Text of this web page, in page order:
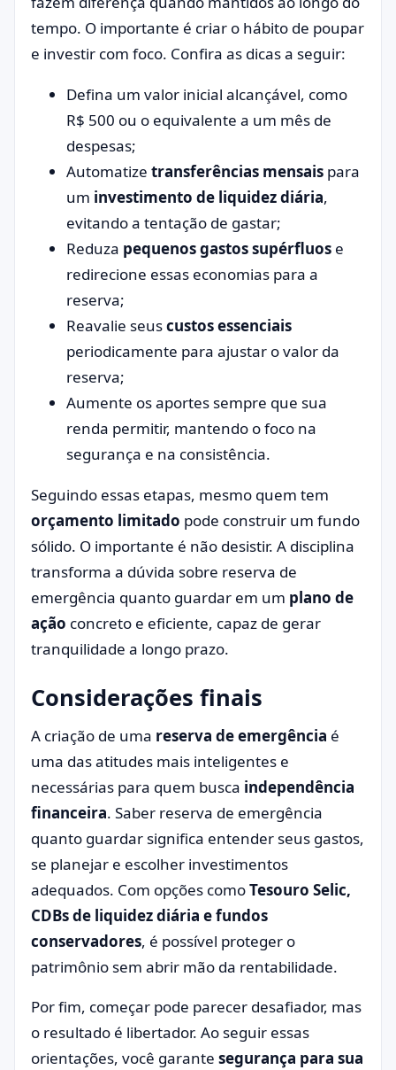
tempo. O importante é criar o hábito de poupar
e investir com foco. Confira as dicas a seguir:
Defina um valor inicial alcançável, como
R$ 500 ou o equivalente a um mês de
despesas;
Automatize transferências mensais para
um investimento de liquidez diária,
evitando a tentação de gastar;
Reduza pequenos gastos supérfluos e
redirecione essas economias para a
reserva;
Reavalie seuscustos essenciais
periodicamente para ajustar o valor da
reserva;
Aumente os aportes sempre que sua
renda permitir, mantendo o foco na
segurança e na consistência.
Seguindo essas etapas, mesmo quem tem
orçamento limitado pode construir um fundo
sólido. O importante é não desistir. A disciplina
transforma a dúvida sobre reserva de
emergência quanto guardar em um plano de
ação concreto e eficiente, capaz de gerar
tranquilidade a longo prazo.
Considerações finais
A criação de uma reserva de emergência é
uma das atitudes mais inteligentes e
necessárias para quem busca independência
financeira. Saber reserva de emergência
quanto guardar significa entender seus gastos,
se planejar e escolher investimentos
adequados. Com opções comoTesouro Selic,
CDBs de liquidez diária e fundos
conservadores, é possível proteger o
patrimônio sem abrir mão da rentabilidade.
Por fim, começar pode parecer desafiador, mas
o resultado é libertador. Ao seguir essas
orientações, você garante segurança para sua